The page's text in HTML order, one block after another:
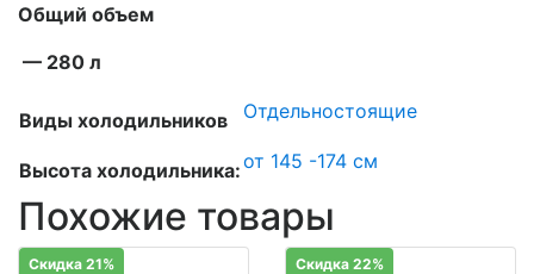
Общий объем
— 280 л
Виды холодильников Отдельностоящие
Высота холодильника:от 145 -174 см
Похожие товары
Скидка 21% Скидка 22%